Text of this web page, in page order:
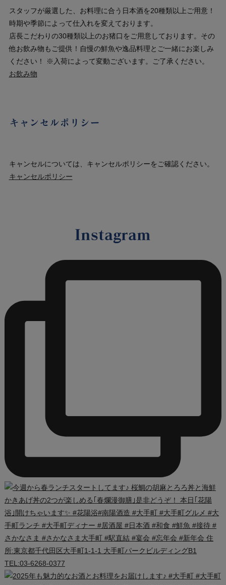
スタッフが厳選した、お料理に合う日本酒を20種類以上ご用意！
時期や季節によって仕入れを変えております。
店長こだわりの30種類以上のお猪口をご用意しております。その
他お飲み物もご提供！自慢の鮮魚や逸品料理とご一緒にお楽しみ
ください！ ※入荷によって変動ございます。ご了承ください。
お飲み物
キャンセルポリシー
キャンセルについては、キャンセルポリシーをご確認ください。
キャンセルポリシー
Instagram